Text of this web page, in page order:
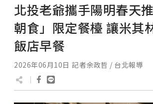
北投老爺攜手陽明春天
朝食」限定餐檯 讓米其
飯店早餐
2026年06月10日 記者余政哲 / 台北報導